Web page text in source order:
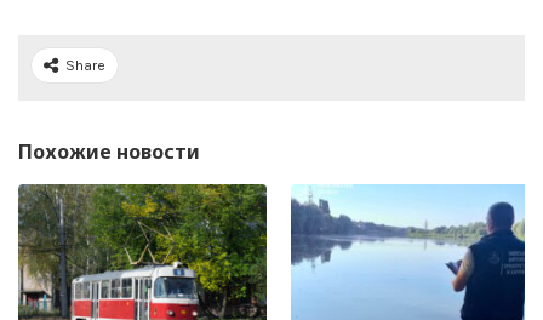
Share
Похожие новости